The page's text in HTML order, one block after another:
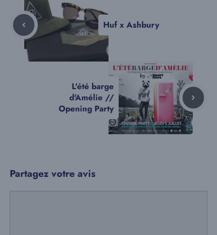
Huf x Ashbury
L'été barge
d'Amélie //
Opening Party
Partagez votre avis